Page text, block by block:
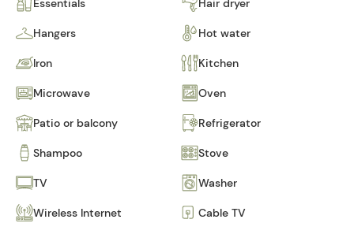
Essentials Hair dryer
Hangers Hot water
Iron Kitchen
Microwave Oven
Patio or balcony Refrigerator
Shampoo Stove
TV Washer
Wireless Internet Cable TV